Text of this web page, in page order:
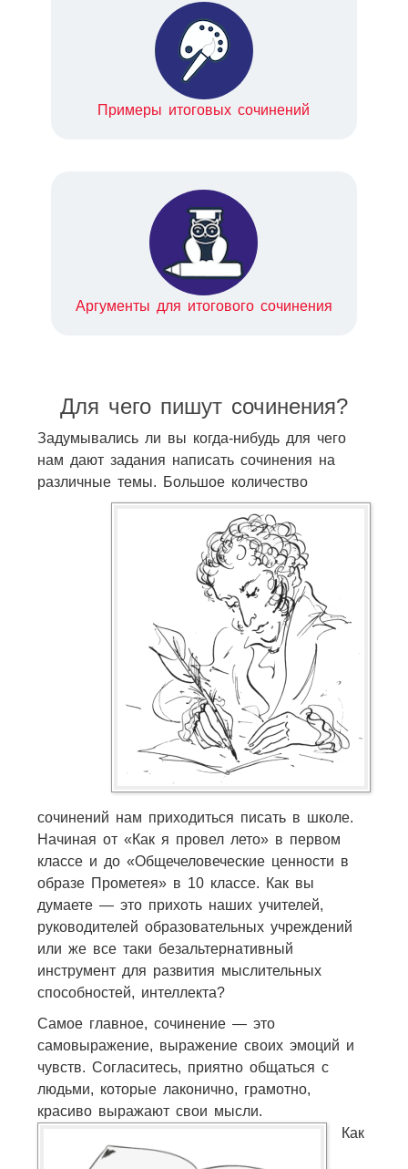
Примеры итоговых сочинений
Аргументы для итогового сочинения
Для чего пишут сочинения?
Задумывались ли вы когда-нибудь для чего
нам дают задания написать сочинения на
различные темы. Большое количество
сочинений нам приходиться писать в школе.
Начиная от «Как я провел лето» в первом
классе и до «Общечеловеческие ценности в
образе Прометея» в 10 классе. Как вы
думаете — это прихоть наших учителей,
руководителей образовательных учреждений
или же все таки безальтернативный
инструмент для развития мыслительных
способностей, интеллекта?
Самое главное, сочинение — это
самовыражение, выражение своих эмоций и
чувств. Согласитесь, приятно общаться с
людьми, которые лаконично, грамотно,
красиво выражают свои мысли.
Как